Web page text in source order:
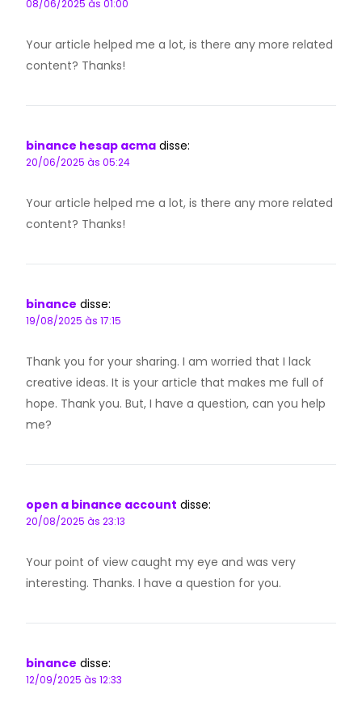
08/06/2025 às 01:00
Your article helped me a lot, is there any more related
content? Thanks!
binance hesap acma disse:
20/06/2025 às 05:24
Your article helped me a lot, is there any more related
content? Thanks!
binance disse:
19/08/2025 às 17:15
Thank you for your sharing. I am worried that I lack
creative ideas. It is your article that makes me full of
hope. Thank you. But, I have a question, can you help
me?
open a binance account disse:
20/08/2025 às 23:13
Your point of view caught my eye and was very
interesting. Thanks. I have a question for you.
binance disse:
12/09/2025 às 12:33